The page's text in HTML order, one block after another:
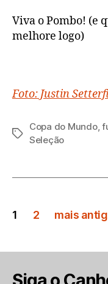
Viva o Pombo! (e
melhore logo)
Foto: Justin
Tags
Copa do Mundo,
Seleção
Paginação
posts
1 2 mais